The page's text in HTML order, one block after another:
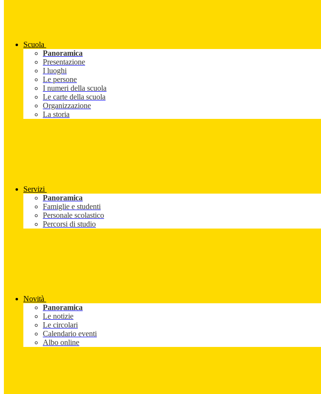
Scuola
Panoramica
Presentazione
I luoghi
Le persone
I numeri della scuola
Le carte della scuola
Organizzazione
La storia
Servizi
Panoramica
Famiglie e studenti
Personale scolastico
Percorsi di studio
Novità
Panoramica
Le notizie
Le circolari
Calendario eventi
Albo online